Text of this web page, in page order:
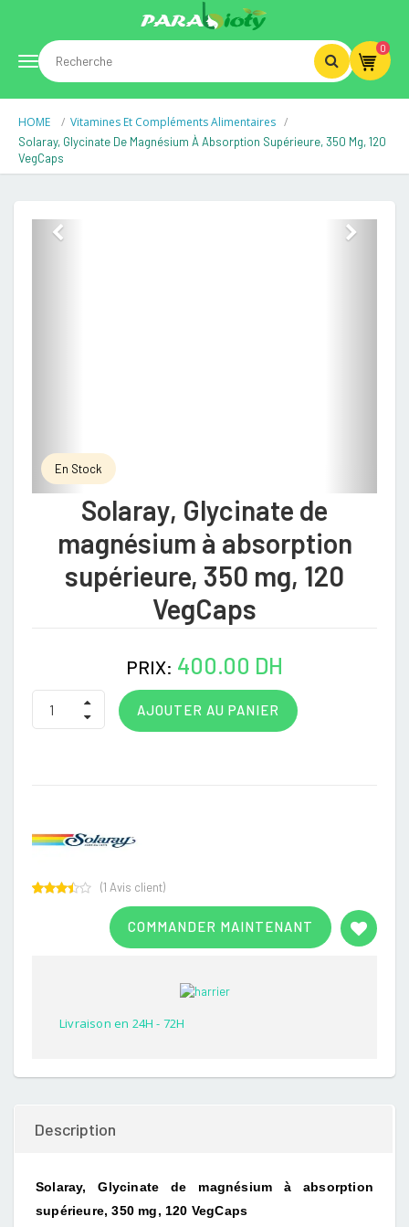
Toggle
navigation
0
HOME Vitamines Et Compléments Alimentaires
Solaray, Glycinate De Magnésium À Absorption Supérieure, 350 Mg, 120
VegCaps
En Stock
Solaray, Glycinate de
magnésium à absorption
supérieure, 350 mg, 120
VegCaps
PRIX: 400.00 DH
AJOUTER AU PANIER
COMMANDER MAINTENANT
(1 Avis client)
Livraison en 24H - 72H
Description
Solaray, Glycinate de magnésium à absorption
supérieure, 350 mg, 120 VegCaps